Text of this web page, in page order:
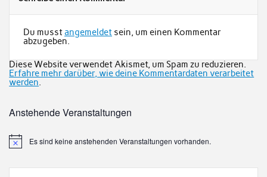
Du musstangemeldetsein, um einen Kommentar
abzugeben.
Diese Website verwendet Akismet, um Spam zu reduzieren.
Erfahre mehr darüber, wie deine Kommentardaten verarbeitet
werden.
Anstehende Veranstaltungen
Es sind keine anstehenden Veranstaltungen vorhanden.